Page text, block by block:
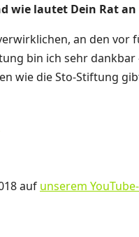
wie lautet Dein Rat
an den
bin ich sehr
wie die Sto-Stiftung
auf unserem